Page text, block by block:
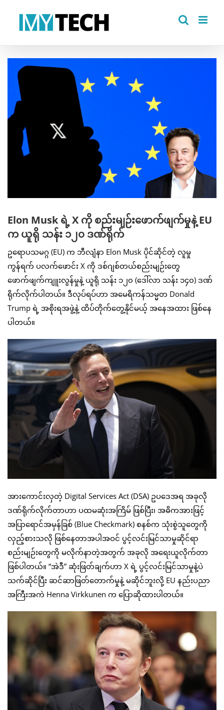
View
Larger
Image
Elon Musk ရဲ့ X ကို စည်းမျဉ်းဖောက်ဖျက်မှုနဲ့ EU
က ယူရို သန်း ၁၂၀ ဒဏ်ရိုက်
ဥရောပသမဂ္ဂ (EU) က ဘီလျံနာ Elon Musk ပိုင်ဆိုင်တဲ့ လူမှု
ကွန်ရက် ပလက်ဖောင်း X ကို ဒစ်ဂျစ်တယ်စည်းမျဉ်းတွေ
ဖောက်ဖျက်ကျူးလွန်မှုနဲ့ ယူရို သန်း ၁၂၀ (ဒေါ်လာ သန်း ၁၄၀) ဒဏ်
ရိုက်လိုက်ပါတယ်။ ဒီလုပ်ရပ်ဟာ အမေရိကန်သမ္မတ Donald
Trump ရဲ့ အစိုးရအဖွဲ့နဲ့ ထိပ်တိုက်တွေ့နိုင်မယ့် အနေအထား ဖြစ်နေ
ပါတယ်။
အားကောင်းလှတဲ့ Digital Services Act (DSA) ဥပဒေအရ အခုလို
ဒဏ်ရိုက်လိုက်တာဟာ ပထမဆုံးအကြိမ် ဖြစ်ပြီး၊ အဓိကအားဖြင့်
အပြာရောင်အမှန်ခြစ် (Blue Checkmark) စနစ်က သုံးစွဲသူတွေကို
လှည့်စားသလို ဖြစ်နေတာအပါအဝင် ပွင့်လင်းမြင်သာမှုဆိုင်ရာ
စည်းမျဉ်းတွေကို မလိုက်နာတဲ့အတွက် အခုလို အရေးယူလိုက်တာ
ဖြစ်ပါတယ်။ “အဲဒီ” ဆုံးဖြတ်ချက်ဟာ X ရဲ့ ပွင့်လင်းမြင်သာမှုနဲ့ပဲ
သက်ဆိုင်ပြီး ဆင်ဆာဖြတ်တောက်မှုနဲ့ မဆိုင်ဘူးလို့ EU နည်းပညာ
အကြီးအကဲ Henna Virkkunen က ပြောဆိုထားပါတယ်။